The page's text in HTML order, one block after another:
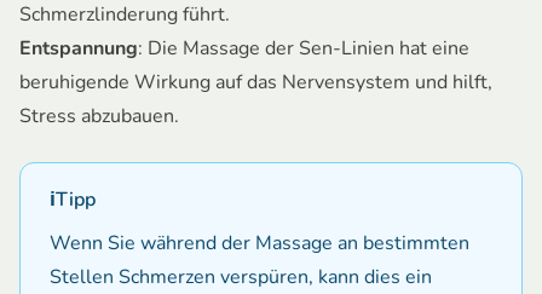
Schmerzlinderung führt.
Entspannung: Die Massage der Sen-Linien hat eine
beruhigende Wirkung auf das Nervensystem und hilft,
Stress abzubauen.
ℹ️Tipp
Wenn Sie während der Massage an bestimmten
Stellen Schmerzen verspüren, kann dies ein